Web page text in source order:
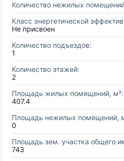
Количество нежилых
Класс энергетической
Не присвоен
Количество подъездов:
1
Количество этажей:
2
Площадь жилых помещений, м²:
407.4
Площадь нежилых помещений,
0
Площадь зем. участка общего
743